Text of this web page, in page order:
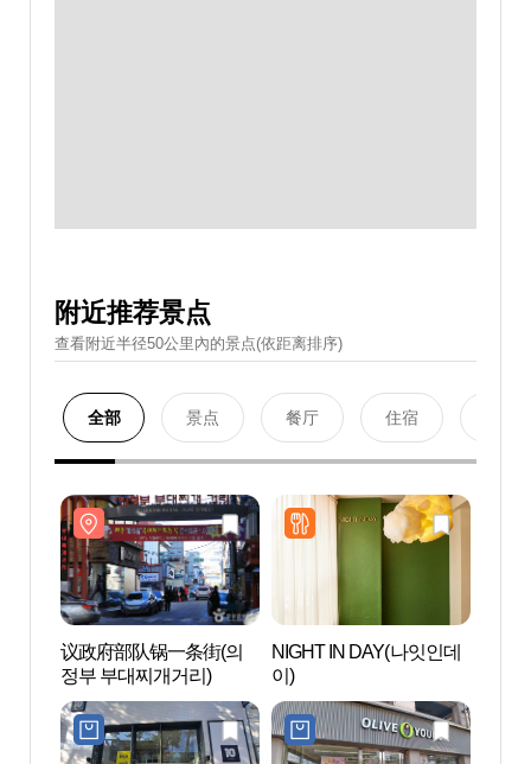
附近推荐景点
查看附近半径50公里內的景点(依距离排序)
全部 景点 餐厅 住宿
议政府部队锅一条街(의
정부 부대찌개거리)
NIGHT IN DAY(나잇인데
이)